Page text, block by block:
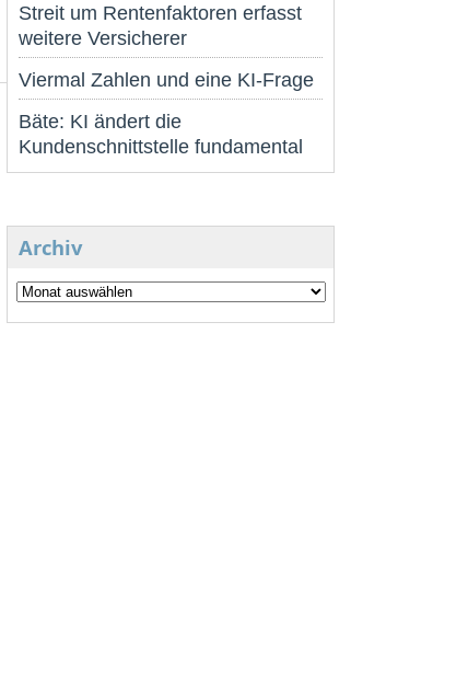
Streit um Rentenfaktoren erfasst
weitere Versicherer
Viermal Zahlen und eine KI-Frage
Bäte: KI ändert die
Kundenschnittstelle fundamental
Archiv